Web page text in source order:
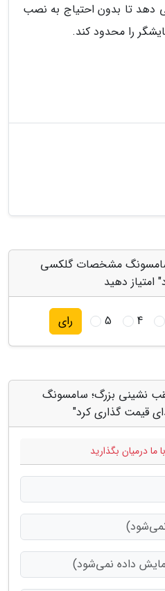
دهد تا بدون احتیاج به نصب
را محدود کند.
مشخصات گلکسی
4
5 رای
نشینی بزرگ؛ سامسونگ
ما درمیان بگذارید